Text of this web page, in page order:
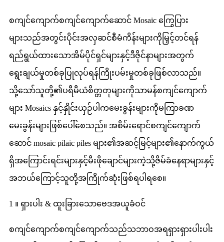
စကျင်ကျောက်စကျင်ကျောက်ဆောင် Mosaic ကြွေပြား
များသည်အတွင်းပိုင်းအလှဆင်စီမံကိန်းများကိုမြှင့်တင်ရန်
ရည်ရွယ်ထားသောအိမ်ပိုင်ရှင်များနှင့်ဒီဇိုင်နာများအတွက်
ရွေးချယ်မှုတစ်ခုပြုလုပ်ရန်ကြိုးပမ်းမှုတစ်ခုဖြစ်လာသည်။
သို့သော်သူတို့၏ပရီမီယံစိတ္တတုများကိုသာမန်စကျင်ကျောက်
များ Mosaics နှင့်နှိုင်းယှဉ်ပါကမေးခွန်းများကိုမကြာခဏ
မေးခွန်းများဖြစ်ပေါ်စေသည်။ အစိမ်းရောင်စကျင်ကျောက်
ဆောင် mosaic pilaic piles များ၏အဆင့်မြင့်များ၏နောက်ကွယ်
ရှိအကြောင်းရင်းများနှင့်မီးဖိုချောင်များကဲ့သို့ဇိမ်ခံနေရာများနှင့်
အဘယ်ကြောင့်သူတို့အကြိုက်ဆုံးဖြစ်ရပါရစေ။
1 ။ ရှားပါး & ထူးခြားသောဗေဒအယူခံဝင်
စကျင်ကျောက်စကျင်ကျောက်သည်သဘာဝအရရှားရှားပါးပါး